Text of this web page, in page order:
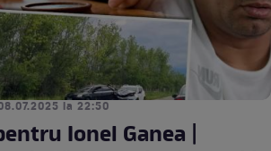
la 22:50
Ionel Ganea |